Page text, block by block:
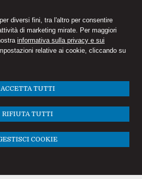
diversi fini, tra l'altro per consentire
di marketing mirate. Per maggiori
informativa sulla privacy e sui
relative ai cookie, cliccando su
ACCETTA TUTTI
RIFIUTA TUTTI
COOKIE